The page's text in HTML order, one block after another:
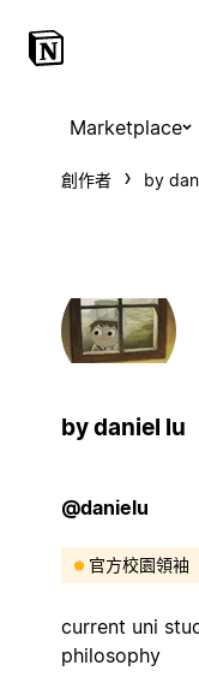
Marketplace
創作者 by
by daniel lu
@danielu
官方校園領袖
current uni
philosophy